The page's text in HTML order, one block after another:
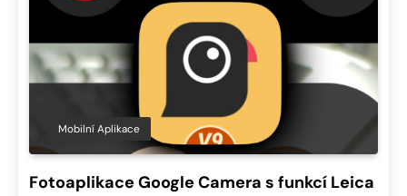
Mobilní Aplikace
Fotoaplikace Google Camera s funkcí Leica